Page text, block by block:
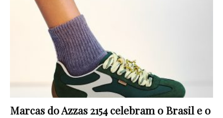
Marcas do Azzas 2154 celebram o Brasil e o